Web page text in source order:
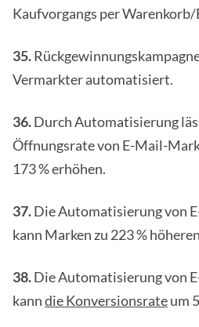
Kaufvorgangs per
35.
Vermarkter automatisiert.
36.Durch Automatisierung
Öffnungsrate von E-Mail-
173 % erhöhen.
37.Die Automatisierung von
kann Marken zu 223 %
38.Die Automatisierung von
kanndie Konversionsrateum